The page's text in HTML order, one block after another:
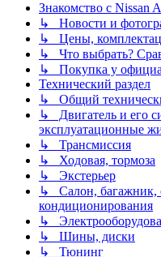
Знакомство с Nissan
↳ Новости и
↳ Цены,
↳ Что выбрать?
↳ Покупка у
Технический раздел
↳ Общий
↳ Двигатель и его
эксплуатационные
↳ Трансмиссия
↳ Ходовая, тормоза
↳ Экстерьер
↳ Салон, багажник,
кондиционирования
↳
↳ Шины, диски
↳ Тюнинг